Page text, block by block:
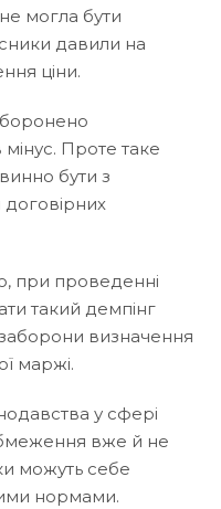
могла бути
давили на
ціни.
Проте таке
бути з
при проведенні
такий демпінг
визначення
маржі.
у сфері
вже й не
можуть себе
нормами.